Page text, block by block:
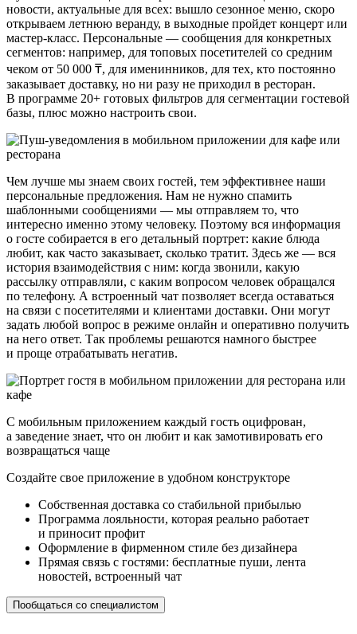
новости, актуальные для всех: вышло сезонное меню, скоро
открываем летнюю веранду, в выходные пройдет концерт или
мастер‑класс. Персональные — сообщения для конкретных
сегментов: например, для топовых посетителей со средним
чеком от 50 000 ₸, для именинников, для тех, кто постоянно
заказывает доставку, но ни разу не приходил в ресторан.
В программе 20+ готовых фильтров для сегментации гостевой
базы, плюс можно настроить свои.
Чем лучше мы знаем своих гостей, тем эффективнее наши
персональные предложения. Нам не нужно спамить
шаблонными сообщениями — мы отправляем то, что
интересно именно этому человеку. Поэтому вся информация
о госте собирается в его детальный портрет: какие блюда
любит, как часто заказывает, сколько тратит. Здесь же — вся
история взаимодействия с ним: когда звонили, какую
рассылку отправляли, с каким вопросом человек обращался
по телефону. А встроенный чат позволяет всегда оставаться
на связи с посетителями и клиентами доставки. Они могут
задать любой вопрос в режиме онлайн и оперативно получить
на него ответ. Так проблемы решаются намного быстрее
и проще отрабатывать негатив.
С мобильным приложением каждый гость оцифрован,
а заведение знает, что он любит и как замотивировать его
возвращаться чаще
Создайте свое приложение в удобном конструкторе
Собственная доставка со стабильной прибылью
Программа лояльности, которая реально работает
и приносит профит
Оформление в фирменном стиле без дизайнера
Прямая связь с гостями: бесплатные пуши, лента
новостей, встроенный чат
Пообщаться со специалистом